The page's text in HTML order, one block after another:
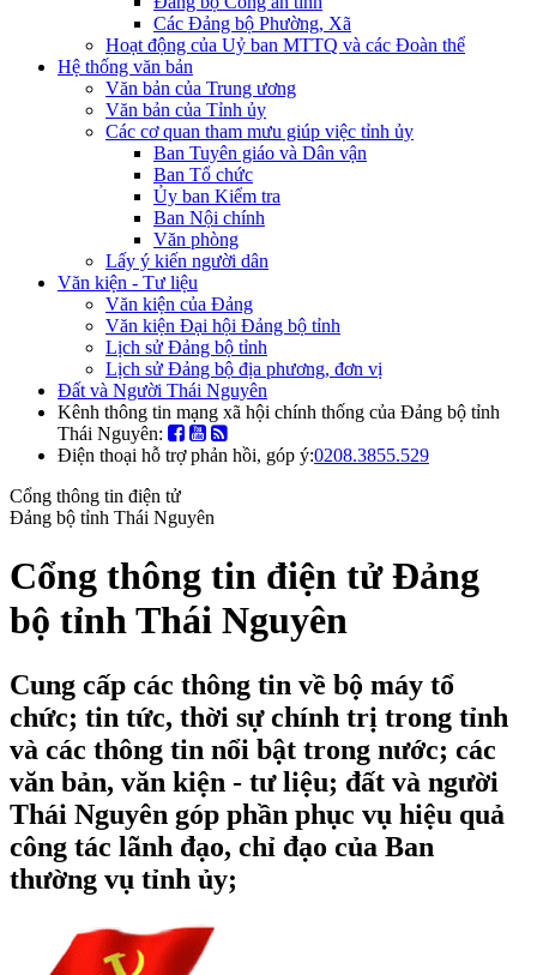
Các Đảng bộ Phường, Xã
Hoạt động của Uỷ ban MTTQ và các Đoàn thể
Hệ thống văn bản
Văn bản của Trung ương
Văn bản của Tỉnh ủy
Các cơ quan tham mưu giúp việc tỉnh ủy
Ban Tuyên giáo và Dân vận
Ban Tổ chức
Ủy ban Kiểm tra
Ban Nội chính
Văn phòng
Lấy ý kiến người dân
Văn kiện - Tư liệu
Văn kiện của Đảng
Văn kiện Đại hội Đảng bộ tỉnh
Lịch sử Đảng bộ tỉnh
Lịch sử Đảng bộ địa phương, đơn vị
Đất và Người Thái Nguyên
Kênh thông tin mạng xã hội chính thống của Đảng bộ tỉnh
Thái Nguyên:
Điện thoại hỗ trợ phản hồi, góp ý:0208.3855.529
Cổng thông tin điện tử
Đảng bộ tỉnh Thái Nguyên
Cổng thông tin điện tử Đảng
bộ tỉnh Thái Nguyên
Cung cấp các thông tin về bộ máy tổ
chức; tin tức, thời sự chính trị trong tỉnh
và các thông tin nổi bật trong nước; các
văn bản, văn kiện - tư liệu; đất và người
Thái Nguyên góp phần phục vụ hiệu quả
công tác lãnh đạo, chỉ đạo của Ban
thường vụ tỉnh ủy;